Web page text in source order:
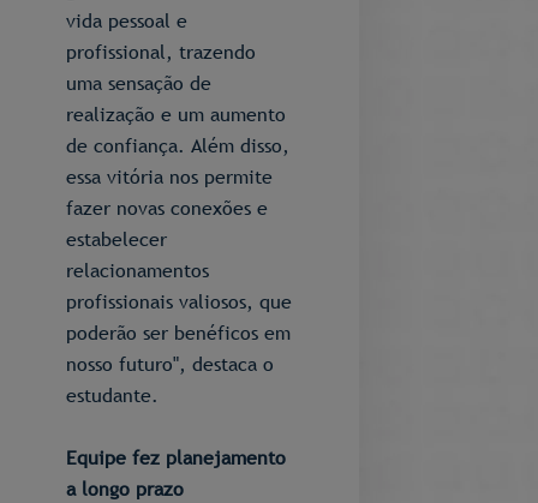
vida pessoal e
profissional, trazendo
uma sensação de
realização e um aumento
de confiança. Além disso,
essa vitória nos permite
fazer novas conexões e
estabelecer
relacionamentos
profissionais valiosos, que
poderão ser benéficos em
nosso futuro", destaca o
estudante.
Equipe fez planejamento
a longo prazo